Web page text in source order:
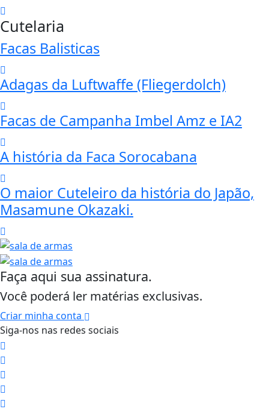
Cutelaria
Facas Balisticas
Adagas da Luftwaffe (Fliegerdolch)
Facas de Campanha Imbel Amz e IA2
A história da Faca Sorocabana
O maior Cuteleiro da história do Japão,
Masamune Okazaki.
Faça aqui sua assinatura.
Você poderá ler matérias exclusivas.
Criar minha conta
Siga-nos nas redes sociais